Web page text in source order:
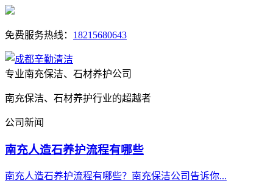
免费服务热线： 18215680643
专业南充保洁、石材养护公司
南充保洁、石材养护行业的超越者
公司新闻
南充人造石养护流程有哪些
南充人造石养护流程有哪些？南充保洁公司告诉你...